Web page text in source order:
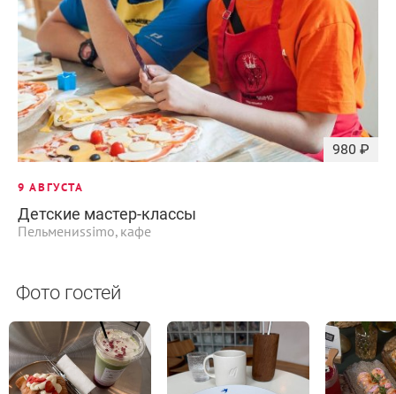
980 ₽
9 АВГУСТА
Детские мастер-классы
Пельмениssimo, кафе
Фото гостей